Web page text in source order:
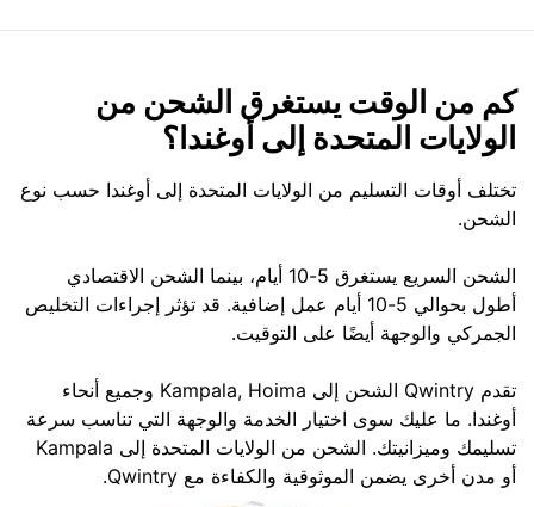
كم من الوقت يستغرق الشحن من
الولايات المتحدة إلى أوغندا؟
تختلف أوقات التسليم من الولايات المتحدة إلى أوغندا حسب نوع
الشحن.
الشحن السريع يستغرق 5-10 أيام، بينما الشحن الاقتصادي
أطول بحوالي 5-10 أيام عمل إضافية. قد تؤثر إجراءات التخليص
الجمركي والوجهة أيضًا على التوقيت.
تقدم Qwintry الشحن إلى Kampala, Hoima وجميع أنحاء
أوغندا. ما عليك سوى اختيار الخدمة والوجهة التي تناسب سرعة
تسليمك وميزانيتك. الشحن من الولايات المتحدة إلى Kampala
أو مدن أخرى يضمن الموثوقية والكفاءة مع Qwintry.